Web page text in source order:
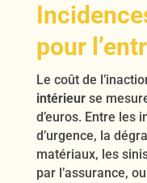
pour
Le coût de
intérieurse
d’euros. Entre les
d’urgence, la
matériaux, les
par l’assurance,